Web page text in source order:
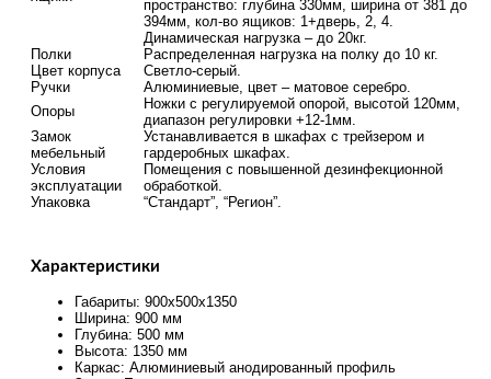
пространство: глубина 330мм, ширина от 381 до
394мм, кол-во ящиков: 1+дверь, 2, 4.
Динамическая нагрузка – до 20кг.
Полки
Распределенная нагрузка на полку до 10 кг.
Цвет корпуса
Светло-серый.
Ручки
Алюминиевые, цвет – матовое серебро.
Опоры
Ножки с регулируемой опорой, высотой 120мм,
диапазон регулировки +12-1мм.
Замок
мебельный
Устанавливается в шкафах с трейзером и
гардеробных шкафах.
Условия
эксплуатации
Помещения с повышенной дезинфекционной
обработкой.
Упаковка
“Стандарт”, “Регион”.
Характеристики
Габариты: 900х500х1350
Ширина: 900 мм
Глубина: 500 мм
Высота: 1350 мм
Каркас: Алюминиевый анодированный профиль